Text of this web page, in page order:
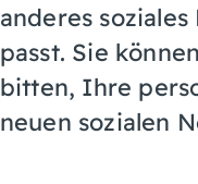
anderes
passt. Sie
bitten, Ihre
neuen sozialen